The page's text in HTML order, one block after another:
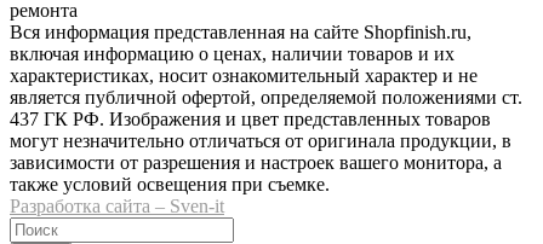
ремонта
Вся информация представленная на сайте Shopfinish.ru,
включая информацию о ценах, наличии товаров и их
характеристиках, носит ознакомительный характер и не
является публичной офертой, определяемой положениями ст.
437 ГК РФ. Изображения и цвет представленных товаров
могут незначительно отличаться от оригинала продукции, в
зависимости от разрешения и настроек вашего монитора, а
также условий освещения при съемке.
Разработка сайта – Sven-it